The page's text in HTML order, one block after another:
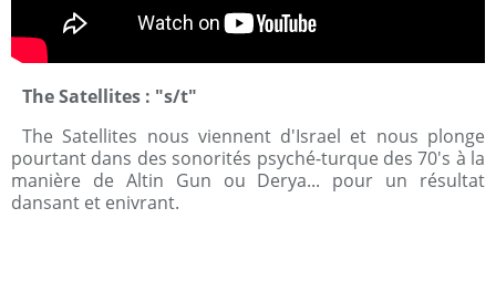
The Satellites : "s/t"
The Satellites nous viennent d'Israel et nous plonge
pourtant dans des sonorités psyché-turque des 70's à la
manière de Altin Gun ou Derya... pour un résultat
dansant et enivrant.